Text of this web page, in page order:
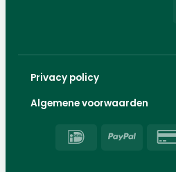
Privacy policy
Algemene voorwaarden
IDeal PayPal